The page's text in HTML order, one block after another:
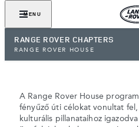
MENU
RANGE ROVER CHAPTERS
RANGE ROVER HOUSE
RANGE
A Range Rover House
fényűző úti célokat vonultat
kulturális pillanataihoz